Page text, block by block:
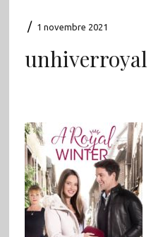
/ 1 novembre 2021
unhiverroyal